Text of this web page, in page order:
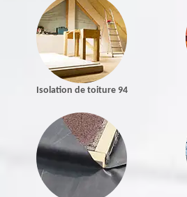
Isolation de toiture 94